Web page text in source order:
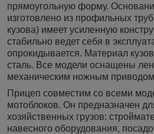
прямоугольную форму.
изготовлено из профильных
кузова) имеет усиленную
стабильно ведет себя в
опрокидывается. Материал
сталь. Все модели оснащены
механическим ножным
Прицеп совместим со всеми
мотоблоков. Он предназначен
хозяйственных грузов:
навесного оборудования,